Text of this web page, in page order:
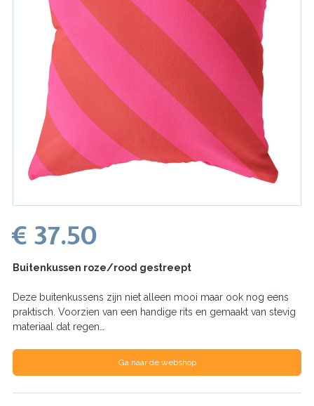
€ 37.50
Buitenkussen roze/rood gestreept
Deze buitenkussens zijn niet alleen mooi maar ook nog eens
praktisch. Voorzien van een handige rits en gemaakt van stevig
materiaal dat regen…
Ga naar de webshop